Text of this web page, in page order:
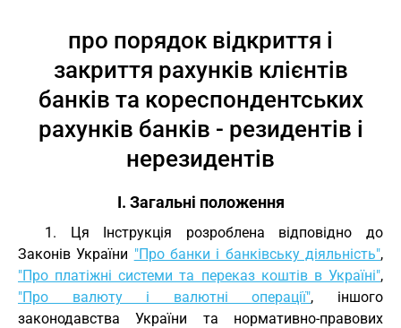
про порядок відкриття і
закриття рахунків клієнтів
банків та кореспондентських
рахунків банків - резидентів і
нерезидентів
I. Загальні положення
1. Ця Інструкція розроблена відповідно до
Законів України "Про банки і банківську діяльність",
"Про платіжні системи та переказ коштів в Україні",
"Про валюту і валютні операції", іншого
законодавства України та нормативно-правових